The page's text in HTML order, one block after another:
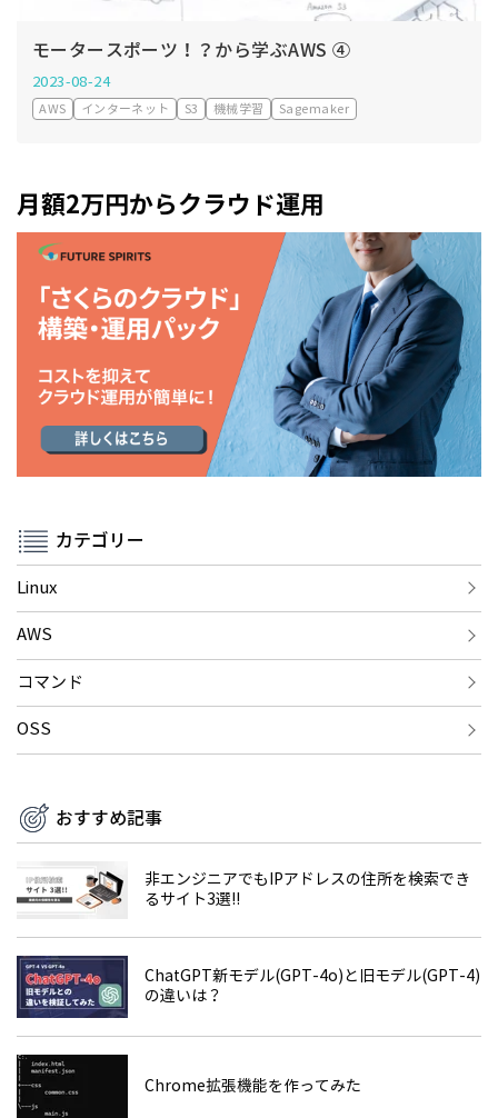
モータースポーツ！？から学ぶAWS ④
2023-08-24
AWS インターネット S3 機械学習 Sagemaker
月額2万円からクラウド運用
カテゴリー
Linux
AWS
コマンド
OSS
おすすめ記事
非エンジニアでもIPアドレスの住所を検索でき
るサイト3選!!
ChatGPT新モデル(GPT-4o)と旧モデル(GPT-4)
の違いは？
Chrome拡張機能を作ってみた